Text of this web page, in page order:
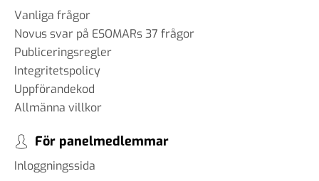
Vanliga frågor
Novus svar på ESOMARs 37 frågor
Publiceringsregler
Integritetspolicy
Uppförandekod
Allmänna villkor
För panelmedlemmar
Inloggningssida